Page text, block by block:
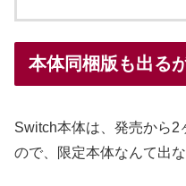
本体同梱版も出る
Switch本体は、発売から2
ので、限定本体なんて出な